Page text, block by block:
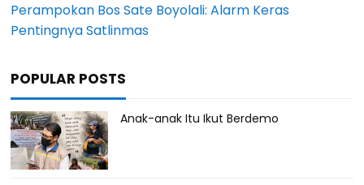
Perampokan Bos Sate Boyolali: Alarm Keras
Pentingnya Satlinmas
POPULAR POSTS
Anak-anak Itu Ikut Berdemo